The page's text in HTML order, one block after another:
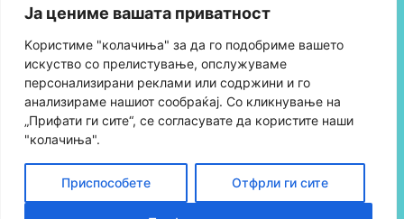
Ја цениме вашата приватност
Kористиме "колачиња" за да го подобриме вашето
искуство со прелистување, опслужуваме
персонализирани реклами или содржини и го
анализираме нашиот сообраќај. Со кликнување на
„Прифати ги сите“, се согласувате да користите наши
"колачиња".
Приспособете Отфрли ги сите
Правила и услови за користење
Политика за колачиња
Правила за учество во програмата за
лојалност и политика за собирање поени
Контактирајте нè